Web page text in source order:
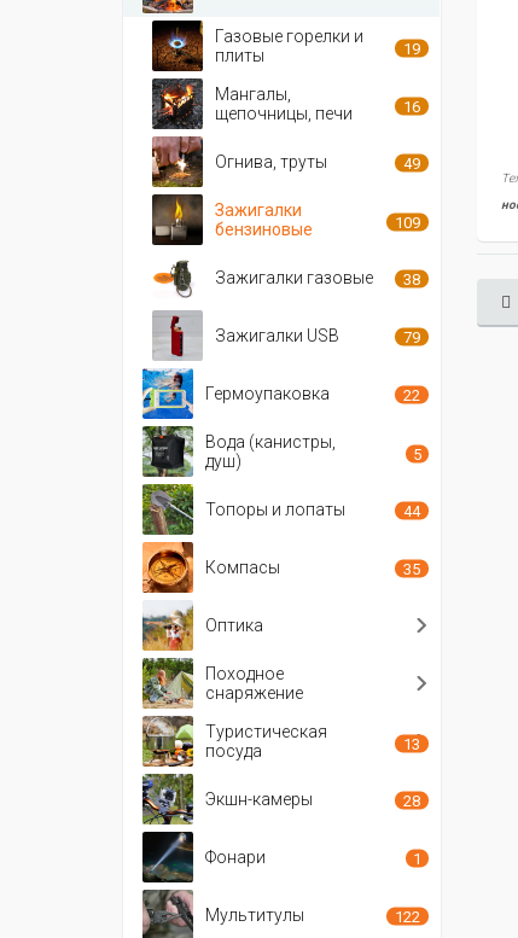
Газовые горелки и
плиты
19
Мангалы,
щепочницы, печи
16
Огнива, труты 49
Зажигалки
бензиновые
109
Зажигалки газовые 38
Зажигалки USB 79
Гермоупаковка 22
Вода (канистры,
душ)
5
Топоры и лопаты 44
Компасы 35
Оптика
Походное
снаряжение
Туристическая
посуда
13
Экшн-камеры 28
Фонари 1
Мультитулы 122